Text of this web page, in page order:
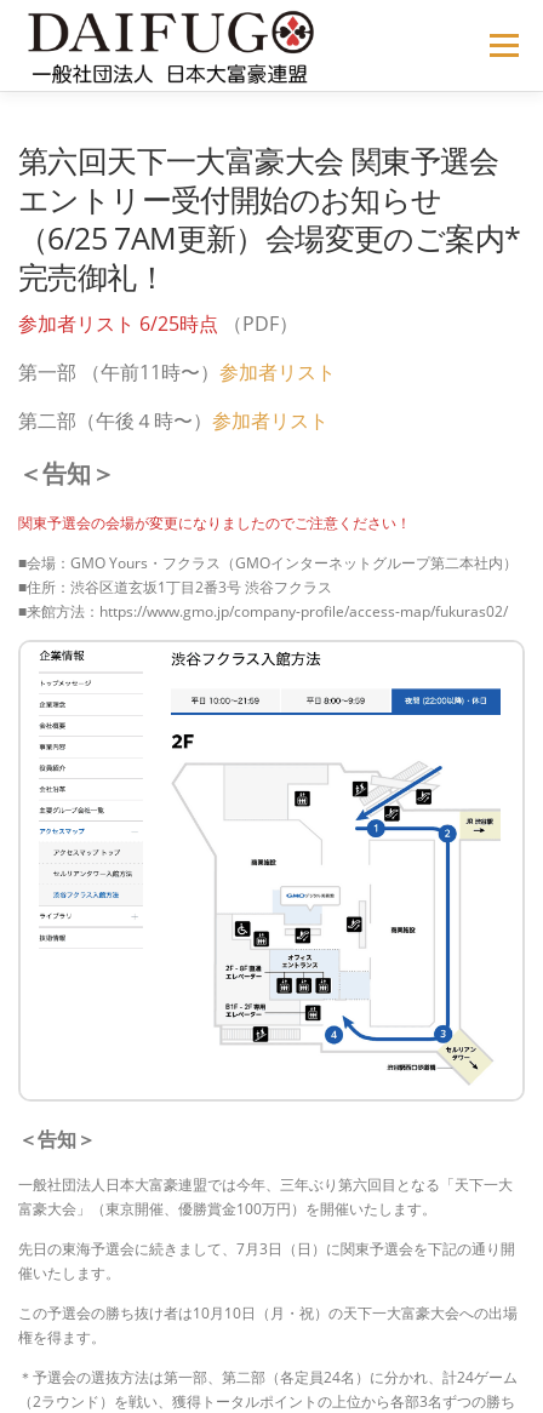
メニュー
メディア掲載 会員サイト
第六回天下一大富豪大会 関東予選会
エントリー受付開始のお知らせ
（6/25 7AM更新）会場変更のご案内*
完売御礼！
参加者リスト 6/25時点 （PDF）
第一部 （午前11時〜） 参加者リスト
第二部（午後４時〜） 参加者リスト
＜告知＞
関東予選会の会場が変更になりましたのでご注意ください！
■会場：GMO Yours・フクラス（GMOインターネットグループ第二本社内）
■住所：渋谷区道玄坂1丁目2番3号 渋谷フクラス
■来館方法：https://www.gmo.jp/company-profile/access-map/fukuras02/
＜告知＞
一般社団法人日本大富豪連盟では今年、三年ぶり第六回目となる「天下一大
富豪大会」（東京開催、優勝賞金100万円）を開催いたします。
先日の東海予選会に続きまして、7月3日（日）に関東予選会を下記の通り開
催いたします。
この予選会の勝ち抜け者は10月10日（月・祝）の天下一大富豪大会への出場
権を得ます。
＊予選会の選抜方法は第一部、第二部（各定員24名）に分かれ、計24ゲーム
（2ラウンド）を戦い、獲得トータルポイントの上位から各部3名ずつの勝ち